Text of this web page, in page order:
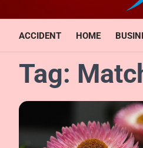
ACCIDENT HOME
Tag: